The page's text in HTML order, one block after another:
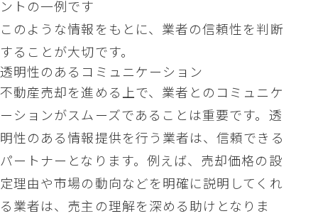
ントの一例です
このような情報をもとに、業者の信頼性を判断
することが大切です。
透明性のあるコミュニケーション
不動産売却を進める上で、業者とのコミュニケ
ーションがスムーズであることは重要です。透
明性のある情報提供を行う業者は、信頼できる
パートナーとなります。例えば、売却価格の設
定理由や市場の動向などを明確に説明してくれ
る業者は、売主の理解を深める助けとなりま